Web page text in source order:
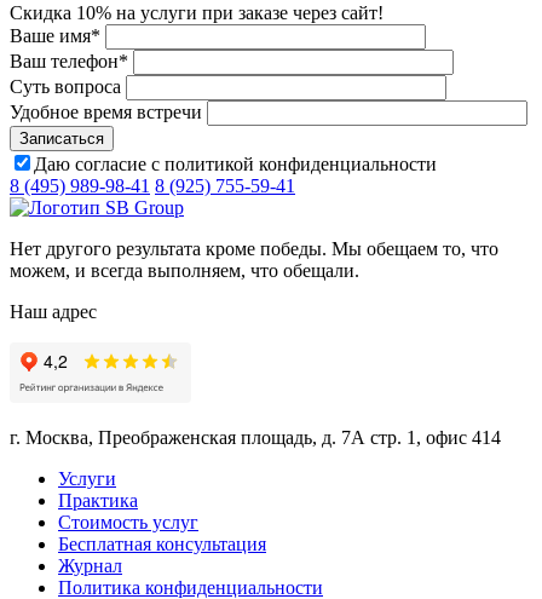
Скидка 10% на услуги при заказе через сайт!
Ваше имя*
Ваш телефон*
Суть вопроса
Удобное время встречи
Даю согласие с политикой конфиденциальности
8 (495) 989-98-41 8 (925) 755-59-41
Нет другого результата кроме победы. Мы обещаем то, что
можем, и всегда выполняем, что обещали.
Наш адрес
г. Москва, Преображенская площадь, д. 7А стр. 1, офис 414
Услуги
Практика
Стоимость услуг
Бесплатная консультация
Журнал
Политика конфиденциальности